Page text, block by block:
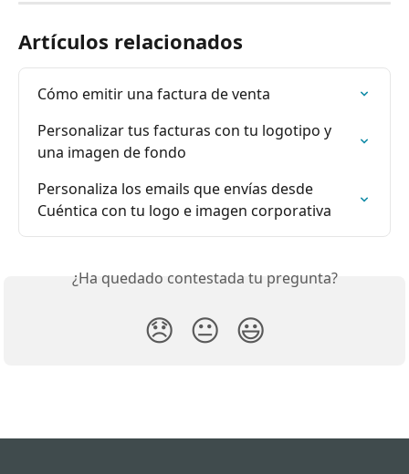
Artículos relacionados
Cómo emitir una factura de venta
Personalizar tus facturas con tu logotipo y
una imagen de fondo
Personaliza los emails que envías desde
Cuéntica con tu logo e imagen corporativa
¿Ha quedado contestada tu pregunta?
😞 😐 😃